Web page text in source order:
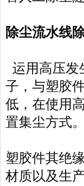
除尘流水线
运用高压发
子，与塑胶
低，在使用
置集尘方式。
塑胶件其绝
材质以及生